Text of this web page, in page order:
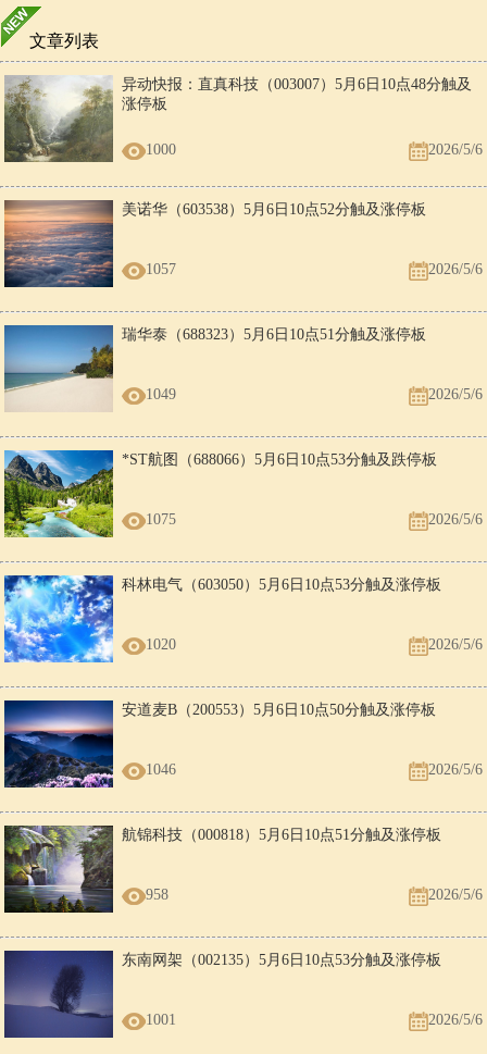
文章列表
异动快报：直真科技（003007）5月6日10点48分触及
涨停板
1000 2026/5/6
美诺华（603538）5月6日10点52分触及涨停板
1057 2026/5/6
瑞华泰（688323）5月6日10点51分触及涨停板
1049 2026/5/6
*ST航图（688066）5月6日10点53分触及跌停板
1075 2026/5/6
科林电气（603050）5月6日10点53分触及涨停板
1020 2026/5/6
安道麦B（200553）5月6日10点50分触及涨停板
1046 2026/5/6
航锦科技（000818）5月6日10点51分触及涨停板
958 2026/5/6
东南网架（002135）5月6日10点53分触及涨停板
1001 2026/5/6